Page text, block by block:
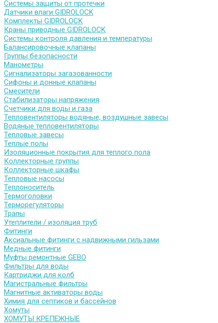
Системы защиты от протечки
Датчики влаги GIDROLOCK
Комплекты GIDROLOCK
Краны приводные GIDROLOCK
Системы контроля давления и температуры
Балансировочные клапаны
Группы безопасности
Манометры
Сигнализаторы загазованности
Сифоны и донные клапаны
Смесители
Стабилизаторы напряжения
Счетчики для воды и газа
Тепловентиляторы водяные, воздушные завесы
Водяные тепловентиляторы
Тепловые завесы
Теплые полы
Изоляционные покрытия для теплого пола
Коллекторные группы
Коллекторные шкафы
Тепловые насосы
Теплоноситель
Термоголовки
Терморегуляторы
Трапы
Утеплители / изоляция труб
Фитинги
Аксиальные фитинги с надвижными гильзами
Медные фитинги
Муфты ремонтные GEBO
Фильтры для воды
Картриджи для колб
Магистральные фильтры
Магнитные активаторы воды
Химия для септиков и бассейнов
Хомуты
ХОМУТЫ КРЕПЕЖНЫЕ